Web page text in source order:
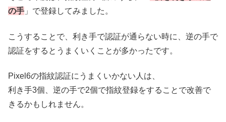
の手 」で登録してみました。
こうすることで、利き手で認証が通らない時に、逆の手で
認証をするとうまくいくことが多かったです。
Pixel6の指紋認証にうまくいかない人は、
利き手3個、逆の手で2個で指紋登録をすることで改善で
きるかもしれません。